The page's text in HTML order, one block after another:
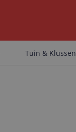
Tuin & Klussen